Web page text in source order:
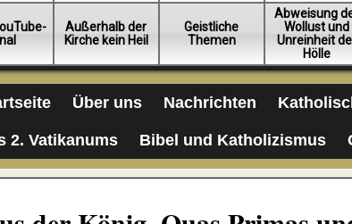
Außerhalb der
Kirche kein Heil
Geistliche
Themen
Abweisung
Wollust und
Unreinheit
Hölle
Über uns Nachrichten
2. Vatikanums Bibel und Katholizismus